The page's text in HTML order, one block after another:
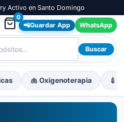
Activo en Santo Domingo
0
📲Guardar App WhatsApp
Buscar
🫁 Oxigenoterapia 💉